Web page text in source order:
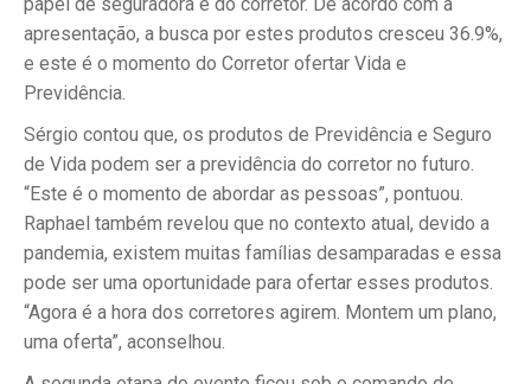
apresentação, a busca por estes produtos cresceu 36.9%,
e este é o momento do Corretor ofertar Vida e
Previdência.
Sérgio contou que, os produtos de Previdência e Seguro
de Vida podem ser a previdência do corretor no futuro.
“Este é o momento de abordar as pessoas”, pontuou.
Raphael também revelou que no contexto atual, devido a
pandemia, existem muitas famílias desamparadas e essa
pode ser uma oportunidade para ofertar esses produtos.
“Agora é a hora dos corretores agirem. Montem um plano,
uma oferta”, aconselhou.